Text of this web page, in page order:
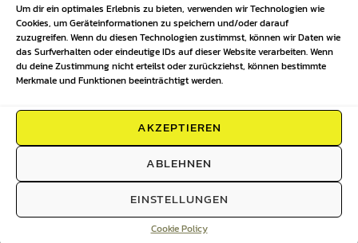
Um dir ein optimales Erlebnis zu bieten, verwenden wir Technologien wie
Cookies, um Geräteinformationen zu speichern und/oder darauf
zuzugreifen. Wenn du diesen Technologien zustimmst, können wir Daten wie
das Surfverhalten oder eindeutige IDs auf dieser Website verarbeiten. Wenn
du deine Zustimmung nicht erteilst oder zurückziehst, können bestimmte
Merkmale und Funktionen beeinträchtigt werden.
AKZEPTIEREN
ABLEHNEN
EINSTELLUNGEN
Cookie Policy
Sportplatz
Großenhainer Straße 2
01561 Kalkreuth
Postanschrift
01561 Kalkreuth
KONTAKT
Mail:sv@traktor-kalkreuth.de